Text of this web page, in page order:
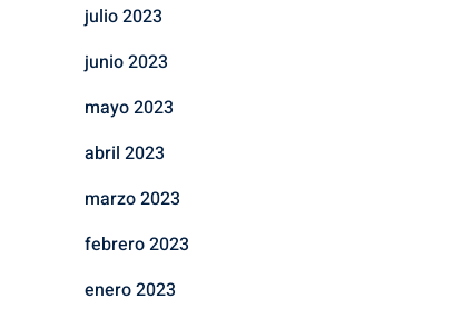
julio 2023
junio 2023
mayo 2023
abril 2023
marzo 2023
febrero 2023
enero 2023